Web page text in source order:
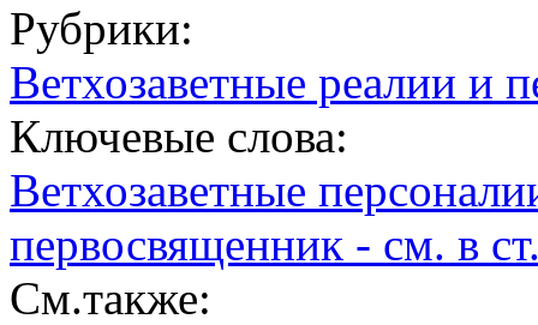
Рубрики:
Ветхозаветные реалии и
Ключевые слова:
Ветхозаветные
первосвященник - см. в
См.также: